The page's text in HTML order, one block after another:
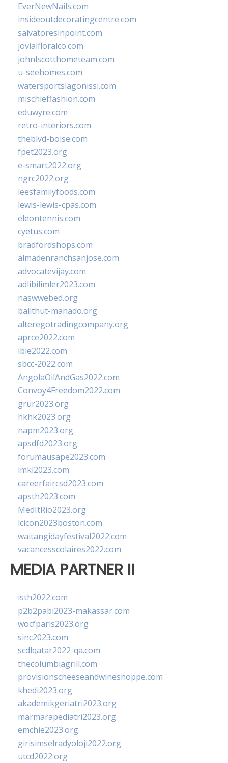
EverNewNails.com
insideoutdecoratingcentre.com
salvatoresinpoint.com
jovialfloralco.com
johnlscotthometeam.com
u-seehomes.com
watersportslagonissi.com
mischieffashion.com
eduwyre.com
retro-interiors.com
theblvd-boise.com
fpet2023.org
e-smart2022.org
ngrc2022.org
leesfamilyfoods.com
lewis-lewis-cpas.com
eleontennis.com
cyetus.com
bradfordshops.com
almadenranchsanjose.com
advocatevijay.com
adlibilimler2023.com
naswwebed.org
balithut-manado.org
alteregotradingcompany.org
aprce2022.com
ibie2022.com
sbcc-2022.com
AngolaOilAndGas2022.com
Convoy4Freedom2022.com
grur2023.org
hkhk2023.org
napm2023.org
apsdfd2023.org
forumausape2023.com
imkl2023.com
careerfaircsd2023.com
apsth2023.com
MedItRio2023.org
lcicon2023boston.com
waitangidayfestival2022.com
vacancesscolaires2022.com
MEDIA PARTNER II
isth2022.com
p2b2pabi2023-makassar.com
wocfparis2023.org
sinc2023.com
scdlqatar2022-qa.com
thecolumbiagrill.com
provisionscheeseandwineshoppe.com
khedi2023.org
akademikgeriatri2023.org
marmarapediatri2023.org
emchie2023.org
girisimselradyoloji2022.org
utcd2022.org